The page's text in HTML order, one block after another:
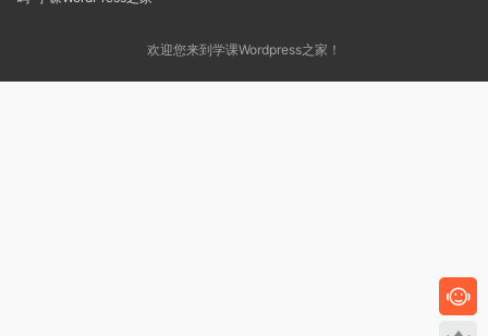
欢迎您来到学课Wordpress之家！